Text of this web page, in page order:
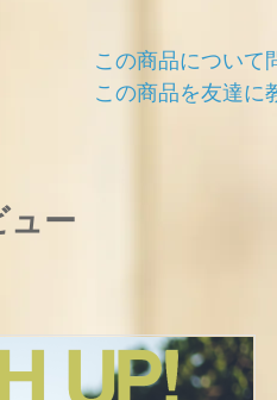
この商品について
この商品を友達に
ュー